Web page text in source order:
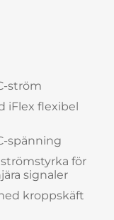
ström
iFlex flexibel
spänning
för
signaler
kroppskäft